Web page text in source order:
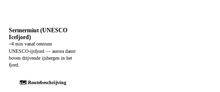
Sermermiut (UNESCO
Icefjord)
~4 min vanaf centrum
UNESCO-ijsfjord — aurora danst
boven drijvende ijsbergen in het
fjord.
🗺 Routebeschrijving